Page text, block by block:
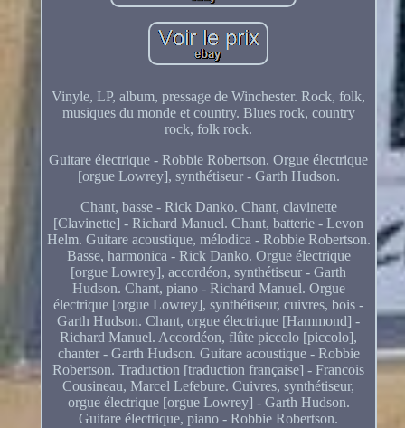
Vinyle, LP, album, pressage de Winchester. Rock, folk,
musiques du monde et country. Blues rock, country
rock, folk rock.
Guitare électrique - Robbie Robertson. Orgue électrique
[orgue Lowrey], synthétiseur - Garth Hudson.
Chant, basse - Rick Danko. Chant, clavinette
[Clavinette] - Richard Manuel. Chant, batterie - Levon
Helm. Guitare acoustique, mélodica - Robbie Robertson.
Basse, harmonica - Rick Danko. Orgue électrique
[orgue Lowrey], accordéon, synthétiseur - Garth
Hudson. Chant, piano - Richard Manuel. Orgue
électrique [orgue Lowrey], synthétiseur, cuivres, bois -
Garth Hudson. Chant, orgue électrique [Hammond] -
Richard Manuel. Accordéon, flûte piccolo [piccolo],
chanter - Garth Hudson. Guitare acoustique - Robbie
Robertson. Traduction [traduction française] - Francois
Cousineau, Marcel Lefebure. Cuivres, synthétiseur,
orgue électrique [orgue Lowrey] - Garth Hudson.
Guitare électrique, piano - Robbie Robertson.